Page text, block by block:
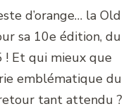
d’orange… la Old
sa 10e édition, du
! Et qui mieux que
emblématique du
tant attendu ?